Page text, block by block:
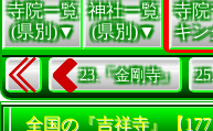
寺院一覧
(県別)▼
神社一覧
(県別)▼
寺院
キ
23.『金剛寺』
全国の『吉祥寺』【